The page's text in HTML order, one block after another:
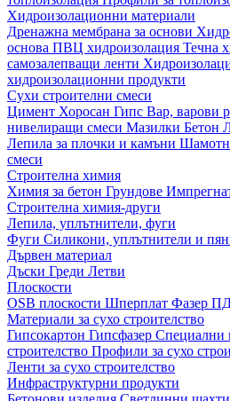
Хидроизолационни материали
Дренажна мембрана за основи
основа ПВЦ хидроизолация Течна
самозалепващи ленти
хидроизолационни продукти
Сухи строителни смеси
Цимент Хоросан Гипс Вар, варови
нивелиращи смеси Мазилки Бетон
Лепила за плочки и камъни
смеси
Строителна химия
Химия за бетон Грундове
Строителна химия-други
Лепила, уплътнители, фуги
Фуги Силикони, уплътнители и
Дървен материал
Дъски Греди Летви
Плоскости
OSB плоскости Шперплат Фазер
Материали за сухо строителство
Гипсокартон Гипсфазер Специални
строителство Профили за сухо
Ленти за сухо строителство
Инфраструктурни продукти